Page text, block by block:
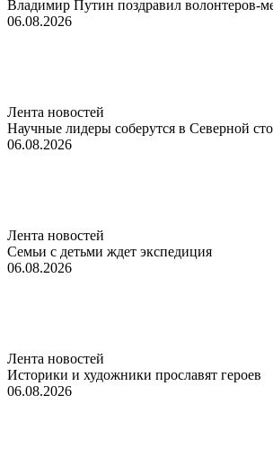
Владимир Путин поздравил волонтеров-
06.08.2026
Лента новостей
Научные лидеры соберутся в Северной
06.08.2026
Лента новостей
Семьи с детьми ждет экспедиция
06.08.2026
Лента новостей
Историки и художники прославят героев
06.08.2026